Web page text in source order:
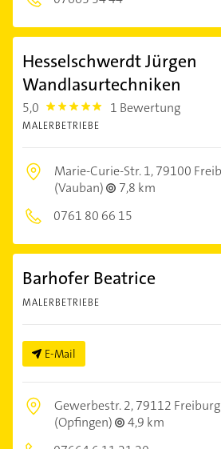
Hesselschwerdt Jürgen
Wandlasurtechniken
5,0 5.0 1 Bewertung
MALERBETRIEBE
Marie-Curie-Str. 1,79100
(Vauban)
7,8 km
0761 80 66 15
Barhofer Beatrice
MALERBETRIEBE
E-Mail
Gewerbestr. 2,79112
(Opfingen)
4,9 km